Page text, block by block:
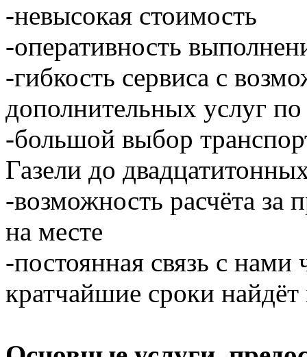
-невысокая стоимость
-оперативность
-гибкость сервиса с
дополнительных услуг
-большой выбор
Газели до
-возможность расчёта за
на месте
-постоянная связь с нами
кратчайшие сроки найдёт